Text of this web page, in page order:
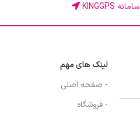
سامانه KINGGPS
لینک های مهم
- صفحه اصلی
- فروشگاه